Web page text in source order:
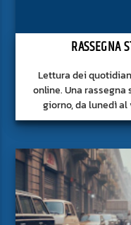
RASSEGNA
Lettura dei
online. Una rassegna
giorno, da lunedì
approfondito delle